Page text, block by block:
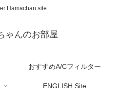
Hamachan site
ゃんのお部屋
おすすめA/Cフィルター
ENGLISH Site